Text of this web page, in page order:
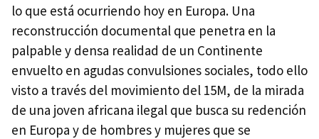
lo que está ocurriendo hoy en Europa. Una
reconstrucción documental que penetra en la
palpable y densa realidad de un Continente
envuelto en agudas convulsiones sociales, todo ello
visto a través del movimiento del 15M, de la mirada
de una joven africana ilegal que busca su redención
en Europa y de hombres y mujeres que se